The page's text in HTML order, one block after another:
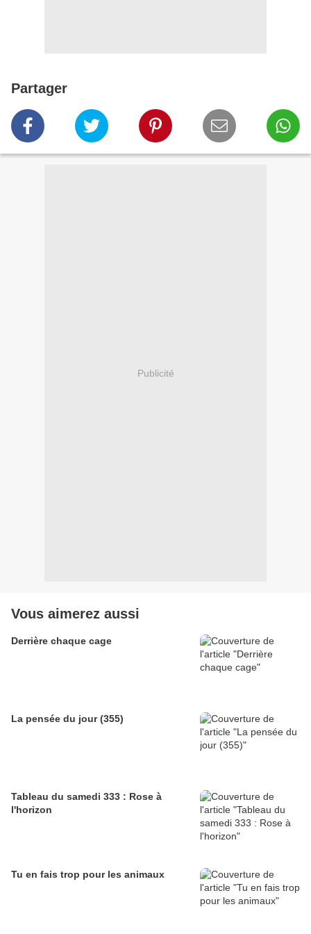
Partager
Publicité
Vous aimerez aussi
Derrière chaque cage
La pensée du jour (355)
Tableau du samedi 333 : Rose à
l'horizon
Tu en fais trop pour les animaux